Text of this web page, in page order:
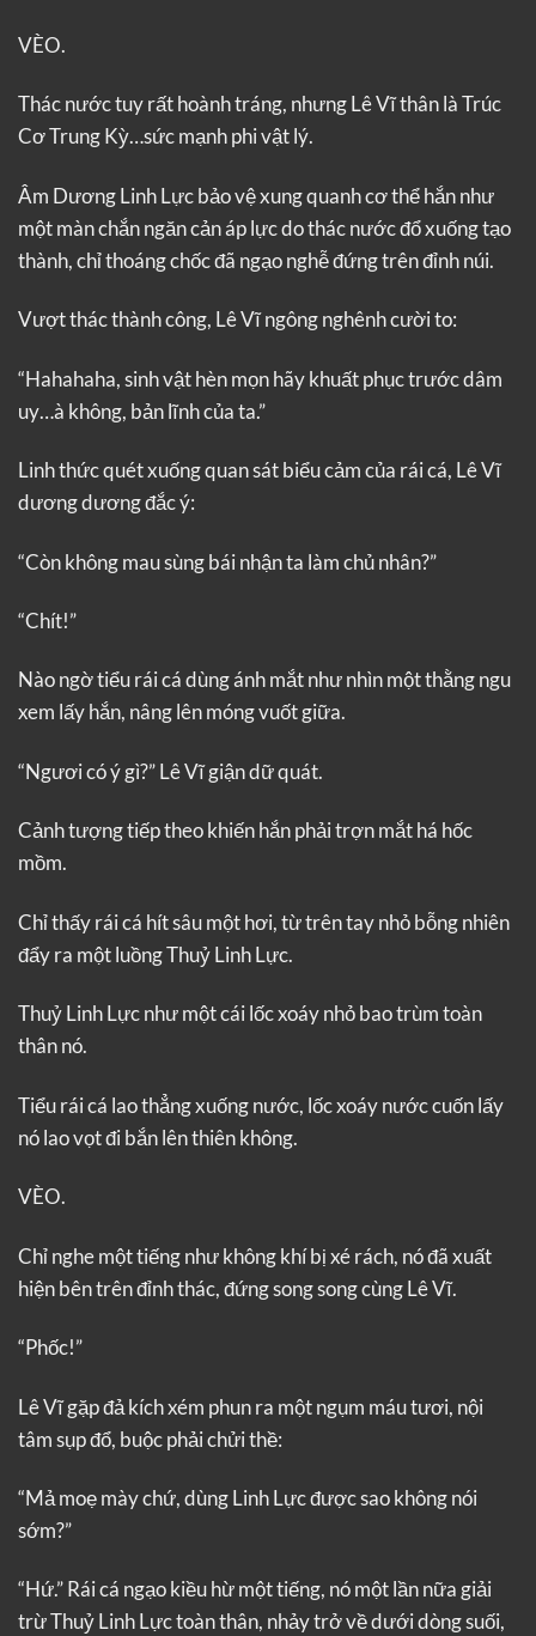
VÈO.
Thác nước tuy rất hoành tráng, nhưng Lê Vĩ thân là Trúc
Cơ Trung Kỳ…sức mạnh phi vật lý.
Âm Dương Linh Lực bảo vệ xung quanh cơ thể hắn như
một màn chắn ngăn cản áp lực do thác nước đổ xuống tạo
thành, chỉ thoáng chốc đã ngạo nghễ đứng trên đỉnh núi.
Vượt thác thành công, Lê Vĩ ngông nghênh cười to:
“Hahahaha, sinh vật hèn mọn hãy khuất phục trước dâm
uy…à không, bản lĩnh của ta.”
Linh thức quét xuống quan sát biểu cảm của rái cá, Lê Vĩ
dương dương đắc ý:
“Còn không mau sùng bái nhận ta làm chủ nhân?”
“Chít!”
Nào ngờ tiểu rái cá dùng ánh mắt như nhìn một thằng ngu
xem lấy hắn, nâng lên móng vuốt giữa.
“Ngươi có ý gì?” Lê Vĩ giận dữ quát.
Cảnh tượng tiếp theo khiến hắn phải trợn mắt há hốc
mồm.
Chỉ thấy rái cá hít sâu một hơi, từ trên tay nhỏ bỗng nhiên
đẩy ra một luồng Thuỷ Linh Lực.
Thuỷ Linh Lực như một cái lốc xoáy nhỏ bao trùm toàn
thân nó.
Tiểu rái cá lao thẳng xuống nước, lốc xoáy nước cuốn lấy
nó lao vọt đi bắn lên thiên không.
VÈO.
Chỉ nghe một tiếng như không khí bị xé rách, nó đã xuất
hiện bên trên đỉnh thác, đứng song song cùng Lê Vĩ.
“Phốc!”
Lê Vĩ gặp đả kích xém phun ra một ngụm máu tươi, nội
tâm sụp đổ, buộc phải chửi thề:
“Mả moẹ mày chứ, dùng Linh Lực được sao không nói
sớm?”
“Hứ.” Rái cá ngạo kiều hừ một tiếng, nó một lần nữa giải
trừ Thuỷ Linh Lực toàn thân, nhảy trở về dưới dòng suối,